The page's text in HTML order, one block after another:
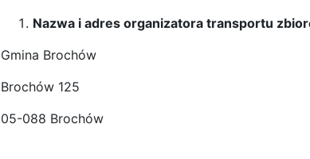
Nazwa i adres organizatora transportu
Gmina Brochów
Brochów 125
05-088 Brochów